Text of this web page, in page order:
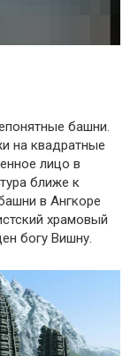
башни.
на квадратные
лицо в
ближе к
в Ангкоре
храмовый
богу Вишну.